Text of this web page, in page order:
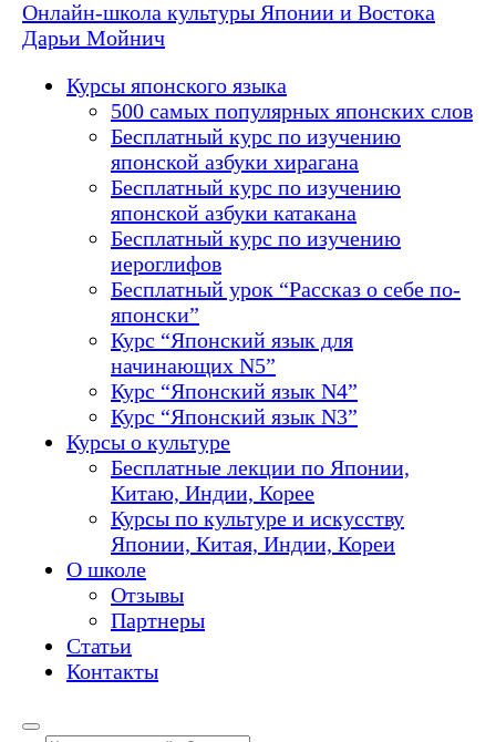
Онлайн-школа культуры Японии и Востока
Дарьи Мойнич
Курсы японского языка
500 самых популярных японских слов
Бесплатный курс по изучению
японской азбуки хирагана
Бесплатный курс по изучению
японской азбуки катакана
Бесплатный курс по изучению
иероглифов
Бесплатный урок “Рассказ о себе по-
японски”
Курс “Японский язык для
начинающих N5”
Курс “Японский язык N4”
Курс “Японский язык N3”
Курсы о культуре
Бесплатные лекции по Японии,
Китаю, Индии, Корее
Курсы по культуре и искусству
Японии, Китая, Индии, Кореи
О школе
Отзывы
Партнеры
Статьи
Контакты